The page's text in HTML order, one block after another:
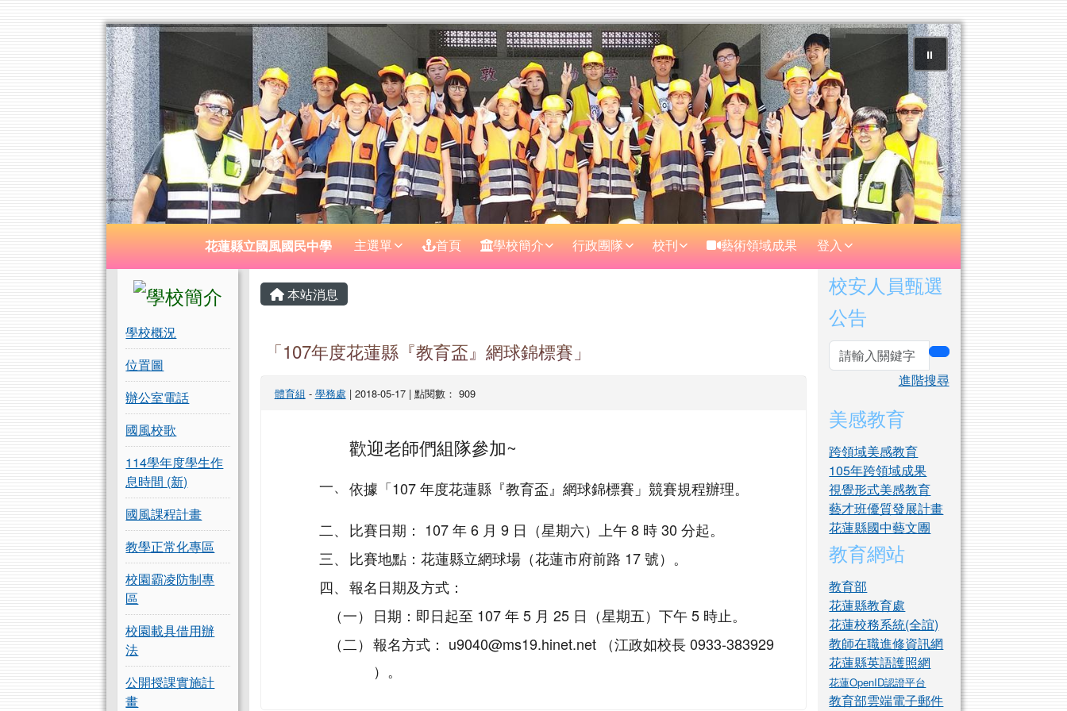
花蓮縣立國風國民中學 ⏸
導覽列 花蓮縣立國風國民中學 主選單 首頁 學校簡介 行政團隊 校刊 藝術領域成果 登入
左邊區域內容
學校概況
位置圖
辦公室電話
國風校歌
114學年度學生作
息時間 (新)
國風課程計畫
教學正常化專區
校園霸凌防制專
區
校園載具借用辦
法
公開授課實施計
畫
主內容區域
本站消息
「107年度花蓮縣『教育盃』網球錦標賽」
體育組 - 學務處 | 2018-05-17 | 點閱數： 909
一、
歡迎老師們組隊參加~
依據「107 年度花蓮縣『教育盃』網球錦標賽」競賽規程辦理。
二、
比賽日期： 107 年 6 月 9 日（星期六）上午 8 時 30 分起。
三、
比賽地點：花蓮縣立網球場（花蓮市府前路 17 號）。
四、 報名日期及方式：
（一） 日期：即日起至 107 年 5 月 25 日（星期五）下午 5 時止。
（二） 報名方式： u9040@ms19.hinet.net （江政如校長 0933-383929
）。
右邊區域內容
校安人員甄選
公告
search
進階搜尋
美感教育
跨領域美感教育
105年跨領域成果
視覺形式美感教育
藝才班優質發展計畫
花蓮縣國中藝文團
教育網站
教育部
花蓮縣教育處
花蓮校務系統(全誼)
教師在職進修資訊網
花蓮縣英語護照網
花蓮OpenID認證平台
教育部雲端電子郵件
頁尾區域